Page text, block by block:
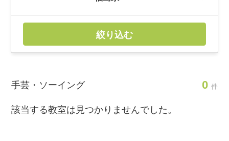
絞り込む
手芸・ソーイング 0 件
該当する教室は見つかりませんでした。